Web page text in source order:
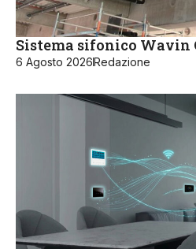
Sistema sifonico Wavin
6 Agosto 2026Redazione